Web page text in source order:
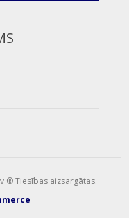
® Tiesības aizsargātas.